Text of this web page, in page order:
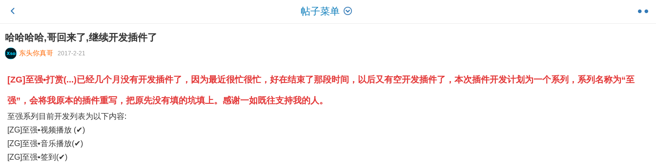
帖子菜单
哈哈哈哈,哥回来了,继续开发插件了
东头你真哥 2017-2-21
[ZG]至强•打赏(...)已经几个月没有开发插件了，因为最近很忙很忙，好在结束了那段时间，以后又有空开发插件了，本次插件开发计划为一个系列，系列名称为“至
强”，会将我原本的插件重写，把原先没有填的坑填上。感谢一如既往支持我的人。
至强系列目前开发列表为以下内容:
[ZG]至强•视频播放 (✔)
[ZG]至强•音乐播放(✔)
[ZG]至强•签到(✔)